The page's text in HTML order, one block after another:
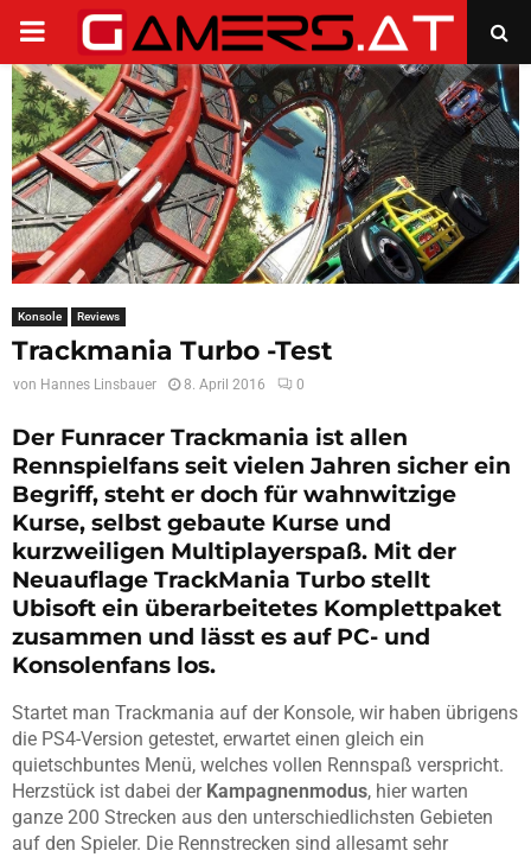
PRIMARY
MENU
Konsole Reviews
Trackmania Turbo -Test
von Hannes Linsbauer 8. April 2016 0
Der Funracer Trackmania ist allen
Rennspielfans seit vielen Jahren sicher ein
Begriff, steht er doch für wahnwitzige
Kurse, selbst gebaute Kurse und
kurzweiligen Multiplayerspaß. Mit der
Neuauflage TrackMania Turbo stellt
Ubisoft ein überarbeitetes Komplettpaket
zusammen und lässt es auf PC- und
Konsolenfans los.
Startet man Trackmania auf der Konsole, wir haben übrigens
die PS4-Version getestet, erwartet einen gleich ein
quietschbuntes Menü, welches vollen Rennspaß verspricht.
Herzstück ist dabei der Kampagnenmodus, hier warten
ganze 200 Strecken aus den unterschiedlichsten Gebieten
auf den Spieler. Die Rennstrecken sind allesamt sehr